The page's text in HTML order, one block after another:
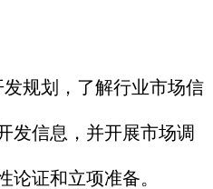
发规划，了解行业市场信
发信息，并开展市场调
论证和立项准备。